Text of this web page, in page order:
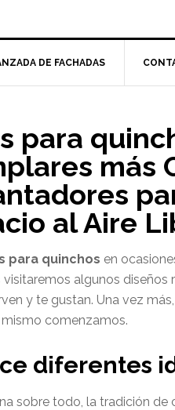
DE FACHADAS
para
más
al Aire
para quinchos en
visitaremos algunos diseños
y te gustan. Una vez
comenzamos.
diferentes
sobre todo, la tradición